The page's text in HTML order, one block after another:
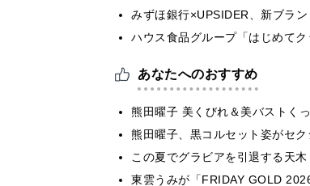
みずほ銀行×UPSIDER、新ブラ
ハウス食品グループ「はじめて
あなたへのおすすめ
熊田曜子 美くびれ＆美バストく
熊田曜子、黒コルセット姿がセ
この夏でグラビアを引退する天
東雲うみが「FRIDAY GOLD